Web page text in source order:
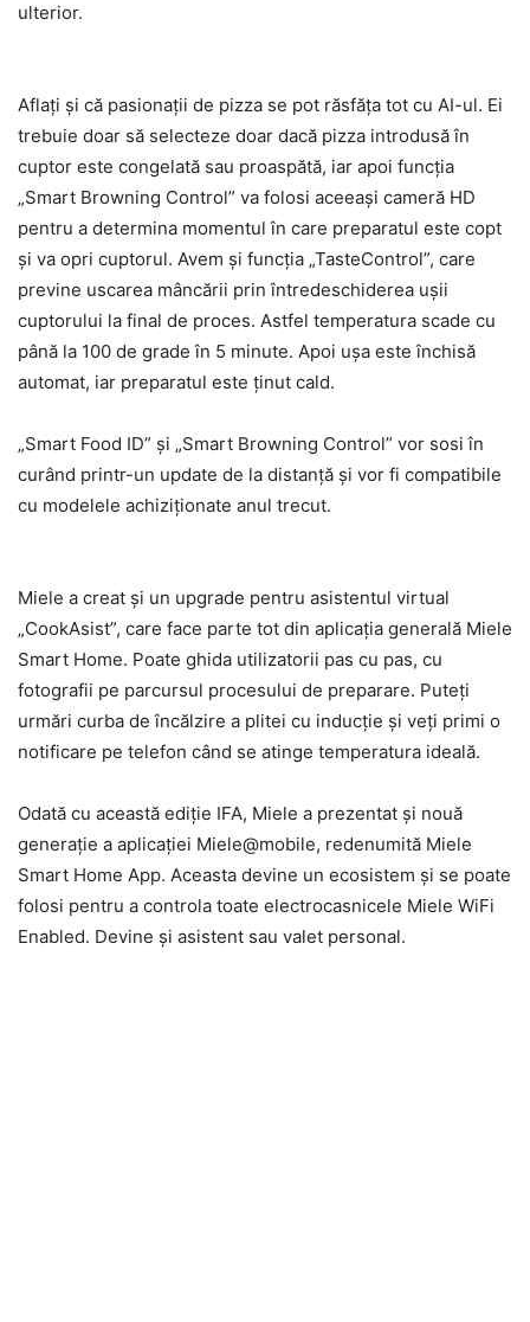
ulterior.
Aflaţi şi că pasionaţii de pizza se pot răsfăţa tot cu AI-ul. Ei
trebuie doar să selecteze doar dacă pizza introdusă în
cuptor este congelată sau proaspătă, iar apoi funcţia
„Smart Browning Control” va folosi aceeaşi cameră HD
pentru a determina momentul în care preparatul este copt
şi va opri cuptorul. Avem şi funcţia „TasteControl”, care
previne uscarea mâncării prin întredeschiderea uşii
cuptorului la final de proces. Astfel temperatura scade cu
până la 100 de grade în 5 minute. Apoi uşa este închisă
automat, iar preparatul este ţinut cald.
„Smart Food ID” şi „Smart Browning Control” vor sosi în
curând printr-un update de la distanţă şi vor fi compatibile
cu modelele achiziţionate anul trecut.
Miele a creat şi un upgrade pentru asistentul virtual
„CookAsist”, care face parte tot din aplicaţia generală Miele
Smart Home. Poate ghida utilizatorii pas cu pas, cu
fotografii pe parcursul procesului de preparare. Puteţi
urmări curba de încălzire a plitei cu inducţie şi veţi primi o
notificare pe telefon când se atinge temperatura ideală.
Odată cu această ediţie IFA, Miele a prezentat şi nouă
generaţie a aplicaţiei Miele@mobile, redenumită Miele
Smart Home App. Aceasta devine un ecosistem şi se poate
folosi pentru a controla toate electrocasnicele Miele WiFi
Enabled. Devine şi asistent sau valet personal.